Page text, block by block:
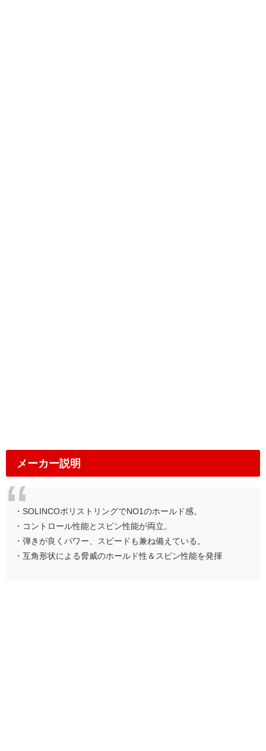
メーカー説明
・SOLINCOポリストリングでNO1のホールド感。
・コントロール性能とスピン性能が両立。
・弾きが良くパワー、スピードも兼ね備えている。
・互角形状による脅威のホールド性＆スピン性能を発揮